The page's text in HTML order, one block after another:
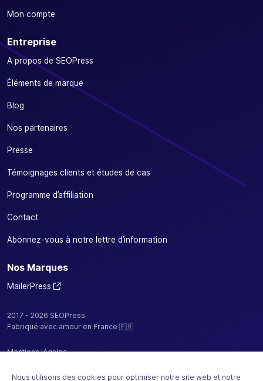
Nous utilisons des cookies pour optimiser notre site web et notre
Mon compte
Entreprise
A propos de SEOPress
Éléments de marque
Blog
Nos partenaires
Presse
Témoignages clients et études de cas
Programme d’affiliation
Contact
Abonnez-vous à notre lettre d’information
Nos Marques
MailerPress
2017 - 2026 SEOPress
Fabriqué avec amour en France 🇫🇷
Mentions légales
Politique de confidentialité / cookies